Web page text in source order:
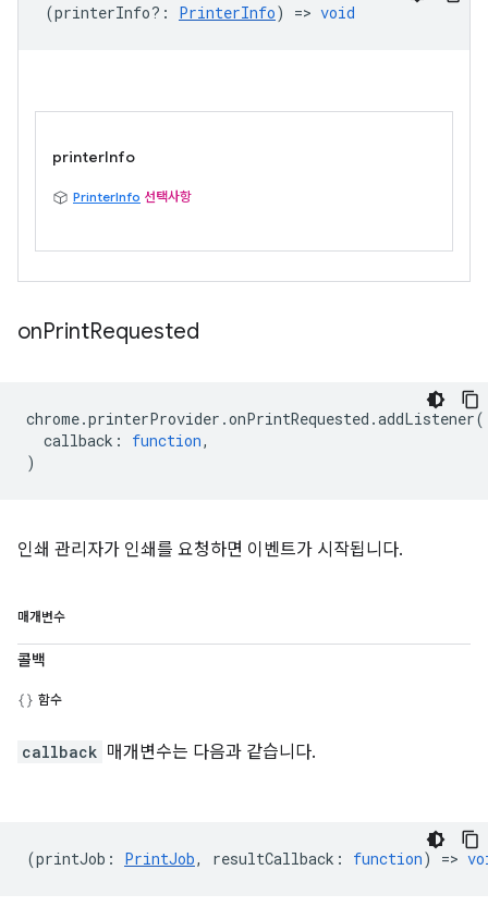
(printerInfo? : PrinterInfo) => void
printerInfo
PrinterInfo 선택사항
onPrintRequested
chrome.printerProvider .onPrintRequested .addListener(
callback : function,
)
인쇄 관리자가 인쇄를 요청하면 이벤트가 시작됩니다.
매개변수
콜백
함수
callback 매개변수는 다음과 같습니다.
(printJob : PrintJob, resultCallback : function) =>